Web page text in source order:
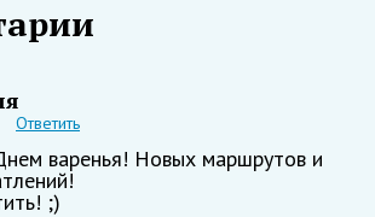
Ответить
варенья! Новых маршрутов и
;)